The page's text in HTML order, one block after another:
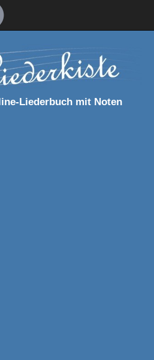
Liederbuch mit Noten